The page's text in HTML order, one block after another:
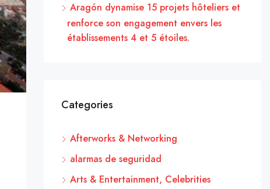
Aragón dynamise 15 projets hôteliers et
renforce son engagement envers les
établissements 4 et 5 étoiles.
Categories
Afterworks & Networking
alarmas de seguridad
Arts & Entertainment, Celebrities